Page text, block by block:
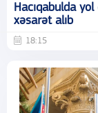
Hacıqabulda
xəsarət alıb
18:15